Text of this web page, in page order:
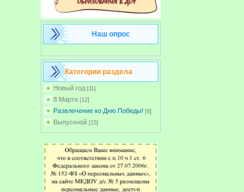
Наш опрос
Категории раздела
Новый год [11]
8 Марта [12]
Развлечение ко Дню Победы! [8]
Выпускной [15]